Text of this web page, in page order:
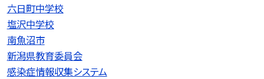
六日町中学校
塩沢中学校
南魚沼市
新潟県教育委員会
感染症情報収集システム